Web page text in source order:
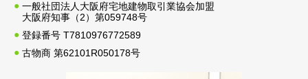
一般社団法人大阪府宅地建物取引業協会加盟
大阪府知事（2）第059748号
登録番号 T7810976772589
古物商 第62101R050178号